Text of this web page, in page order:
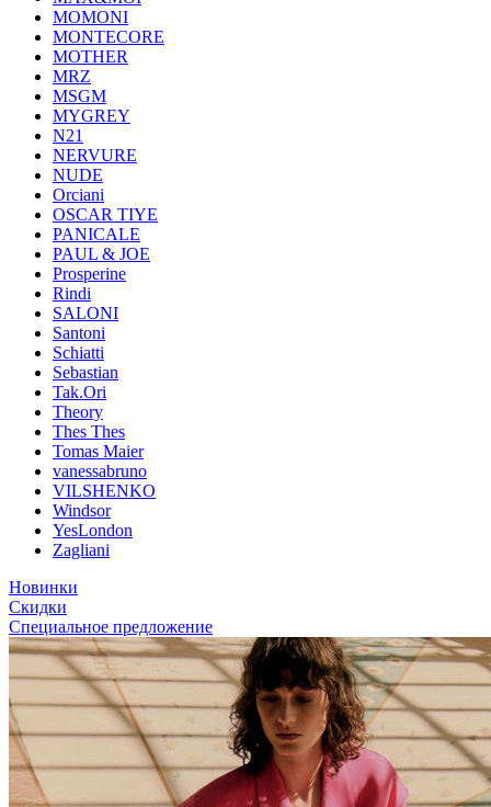
MOMONI
MONTECORE
MOTHER
MRZ
MSGM
MYGREY
N21
NERVURE
NUDE
Orciani
OSCAR TIYE
PANICALE
PAUL & JOE
Prosperine
Rindi
SALONI
Santoni
Schiatti
Sebastian
Tak.Ori
Theory
Thes Thes
Tomas Maier
vanessabruno
VILSHENKO
Windsor
YesLondon
Zagliani
Новинки
Скидки
Специальное предложение